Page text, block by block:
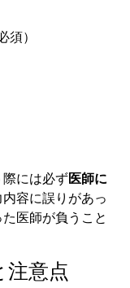
）
には必ず医師に
容に誤りがあっ
医師が負うこと
注意点